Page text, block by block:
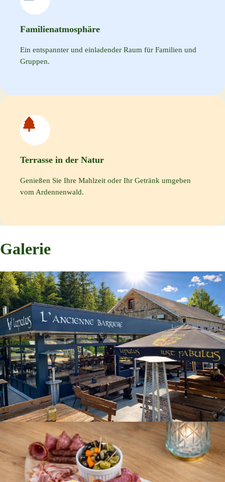
Familienatmosphäre
Ein entspannter und einladender Raum für Familien und
Gruppen.
Terrasse in der Natur
Genießen Sie Ihre Mahlzeit oder Ihr Getränk umgeben
vom Ardennenwald.
Galerie